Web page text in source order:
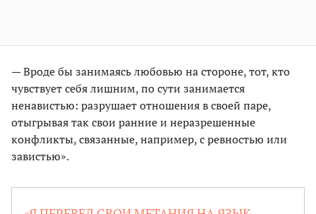
— Вроде бы занимаясь любовью на стороне, тот, кто
чувствует себя лишним, по сути занимается
ненавистью: разрушает отношения в своей паре,
отыгрывая так свои ранние и неразрешенные
конфликты, связанные, например, с ревностью или
завистью».